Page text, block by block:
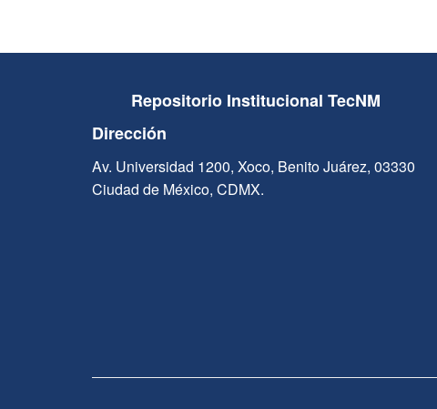
Repositorio Institucional TecNM
Dirección
Av. Universidad 1200, Xoco, Benito Juárez, 03330
Ciudad de México, CDMX.